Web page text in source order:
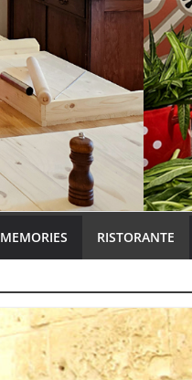
MEMORIES RISTORANTE